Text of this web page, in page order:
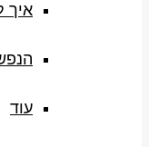
איך
עוד